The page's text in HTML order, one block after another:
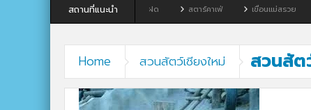
สถานที่แนะนำ
ร้านอาหาร By แม่แฝด สตาร์คาเฟ่ เขื่อนแม่สรวย
Home สวนสัตว์เชียงใหม่ สวนสัต